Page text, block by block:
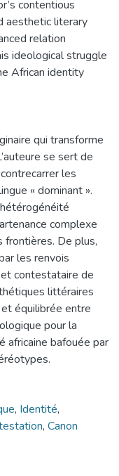
contentious
aesthetic literary
relation
ideological struggle
African identity
qui transforme
se sert de
les
« dominant ».
complexe
frontières. De plus,
les renvois
contestataire de
littéraires
équilibrée entre
pour la
africaine bafouée par
, Identité,
, Canon